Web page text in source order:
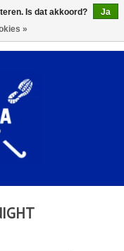
Is dat akkoord?
Ja
»